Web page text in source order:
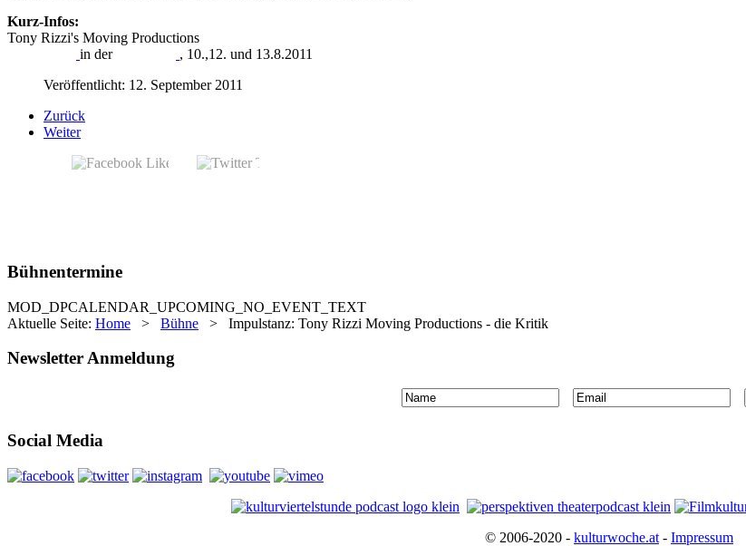
Kurz-Infos:
Tony Rizzi's Moving Productions
in der
, 10.,12. und 13.8.2011
Veröffentlicht: 12. September 2011
Zurück
Weiter
Bühnentermine
MOD_DPCALENDAR_UPCOMING_NO_EVENT_TEXT
Aktuelle Seite: Home > Bühne > Impulstanz: Tony Rizzi Moving Productions - die Kritik
Newsletter Anmeldung
Social Media
© 2006-2020 - kulturwoche.at - Impressum